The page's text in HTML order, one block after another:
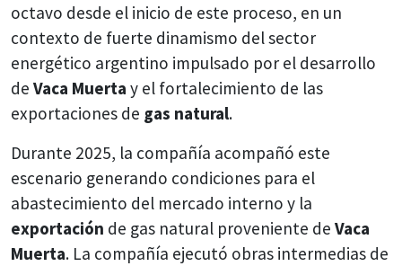
octavo desde el inicio de este proceso, en un
contexto de fuerte dinamismo del sector
energético argentino impulsado por el desarrollo
de Vaca Muerta y el fortalecimiento de las
exportaciones de gas natural.
Durante 2025, la compañía acompañó este
escenario generando condiciones para el
abastecimiento del mercado interno y la
exportación de gas natural proveniente de Vaca
Muerta. La compañía ejecutó obras intermedias de